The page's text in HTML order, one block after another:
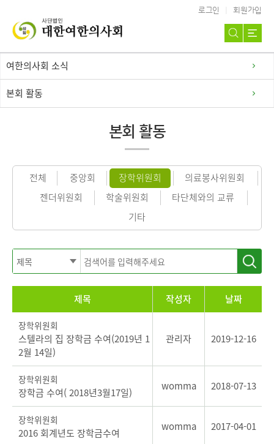
로그인 회원가입
여한의사회 소식
본회 활동
본회 활동
전체 중앙회 장학위원회
의료봉사위원회
젠더위원회
학술위원회
타단체와의 교류
기타
제목 작성자 날짜
장학위원회
스텔라의 집 장학금 수여(2019년 1
2월 14일)
관리자 2019-12-16
장학위원회
장학금 수여( 2018년3월17일) womma 2018-07-13
장학위원회
2016 회계년도 장학금수여 womma 2017-04-01